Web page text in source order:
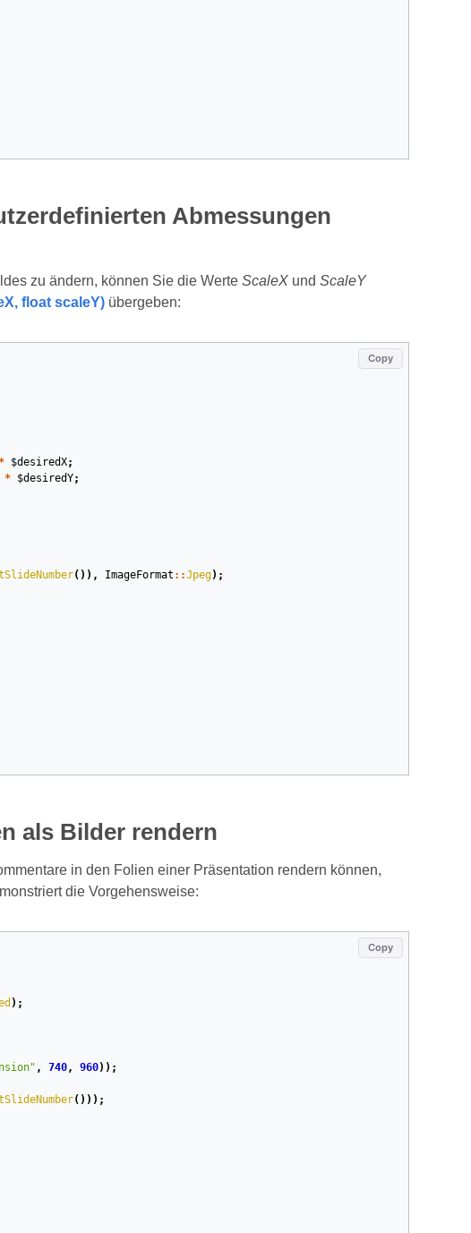
Abmessungen
zu ändern, können Sie die Werte ScaleXund ScaleY
float scaleY)übergeben:
Copy
$desiredX;
* $desiredY;
()), ImageFormat ::Jpeg);
als Bilder rendern
in den Folien einer Präsentation rendern können,
die Vorgehensweise:
Copy
);
, 740, 960));
()));